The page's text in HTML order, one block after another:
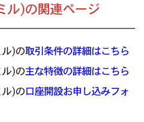
ル)の関連ページ
ル)の取引条件の詳細はこちら
ル)の主な特徴の詳細はこちら
ル)の口座開設お申し込みフォ